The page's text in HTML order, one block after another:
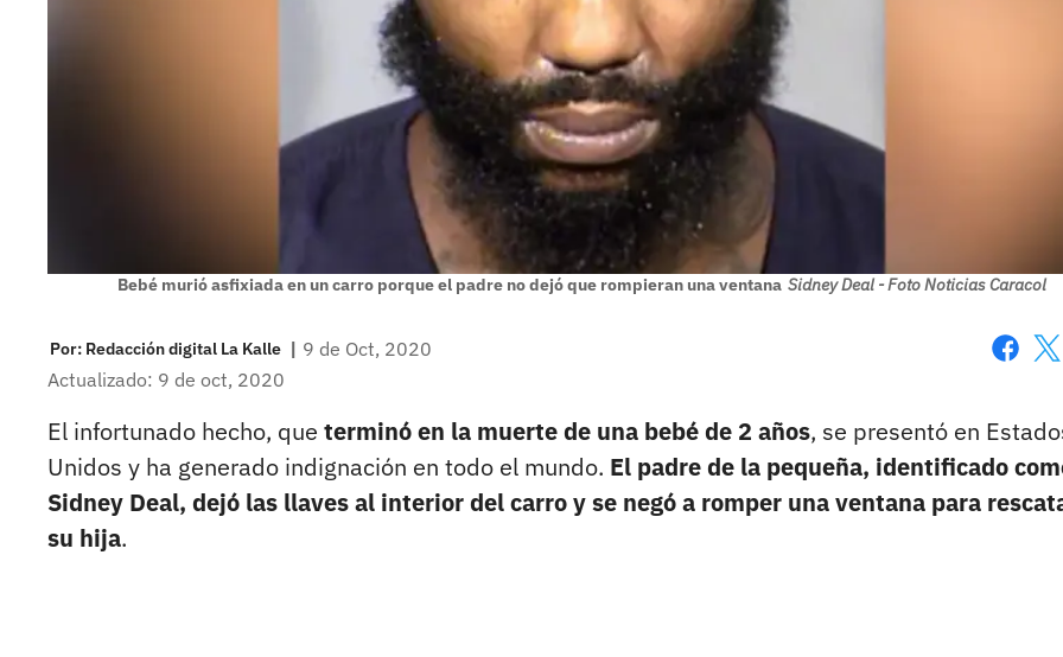
Bebé murió asfixiada en un carro porque el padre no dejó que rompieran una ventana Sidney Deal - Foto Noticias Caracol
Por: Redacción digital La Kalle | 9 de Oct, 2020
Actualizado: 9 de oct, 2020
El infortunado hecho, que terminó en la muerte de una bebé de 2 años, se presentó en
Unidos y ha generado indignación en todo el mundo. El padre de la pequeña, identificado
Sidney Deal, dejó las llaves al interior del carro y se negó a romper una ventana para
su hija.